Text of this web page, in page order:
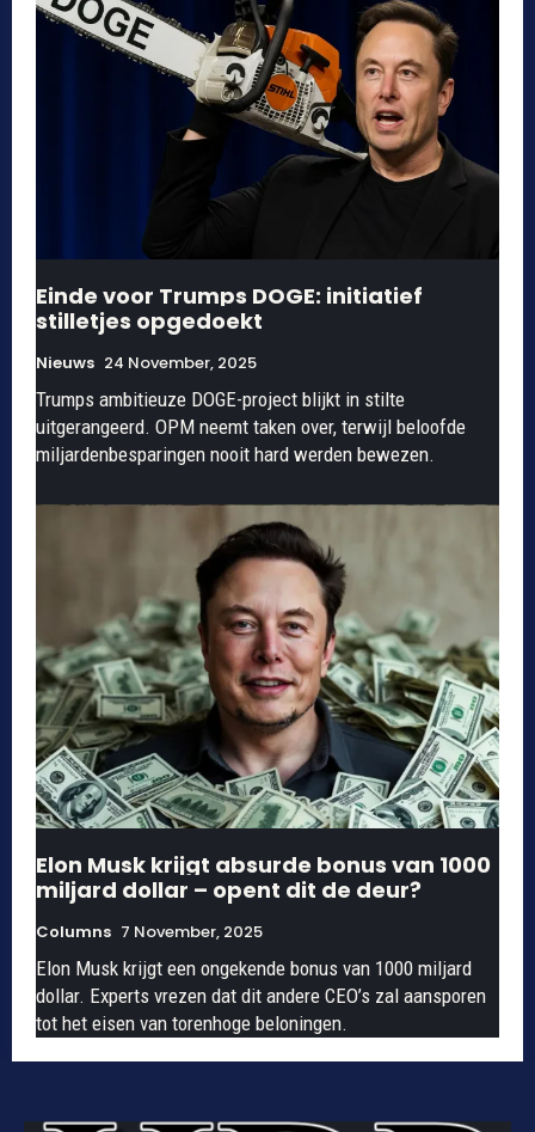
Einde voor Trumps DOGE: initiatief
stilletjes opgedoekt
Nieuws 24 November, 2025
Trumps ambitieuze DOGE-project blijkt in stilte
uitgerangeerd. OPM neemt taken over, terwijl beloofde
miljardenbesparingen nooit hard werden bewezen.
Elon Musk krijgt absurde bonus van 1000
miljard dollar – opent dit de deur?
Columns 7 November, 2025
Elon Musk krijgt een ongekende bonus van 1000 miljard
dollar. Experts vrezen dat dit andere CEO’s zal aansporen
tot het eisen van torenhoge beloningen.